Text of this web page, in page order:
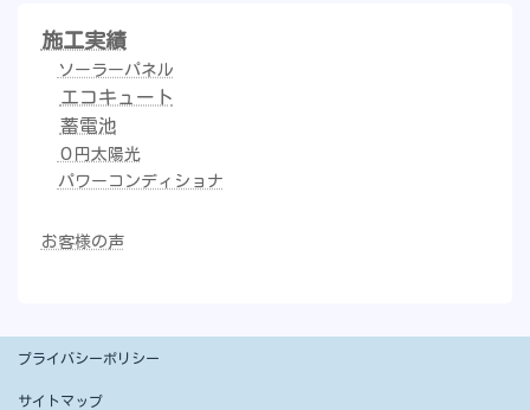
施工実績
ソーラーパネル
エコキュート
蓄電池
０円太陽光
パワーコンディショナ
お客様の声
プライバシーポリシー
サイトマップ